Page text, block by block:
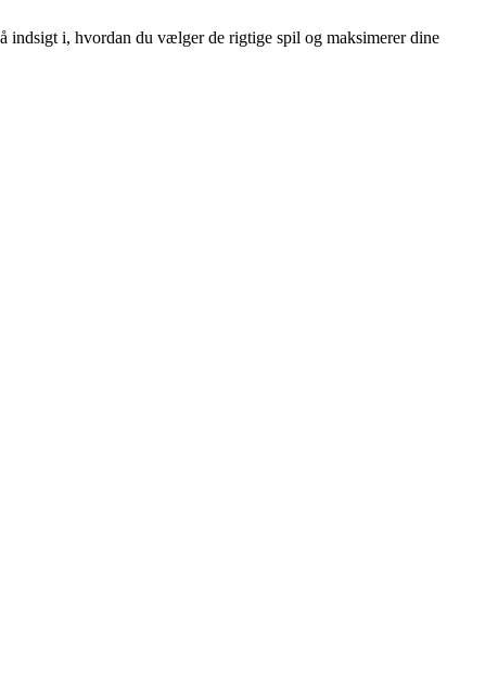
indsigt i, hvordan du vælger de rigtige spil og maksimerer dine